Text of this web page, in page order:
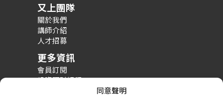
同意聲明
又上團隊
關於我們
講師介紹
人才招募
更多資訊
會員訂閱
投資理財課程
整體財務規劃課程